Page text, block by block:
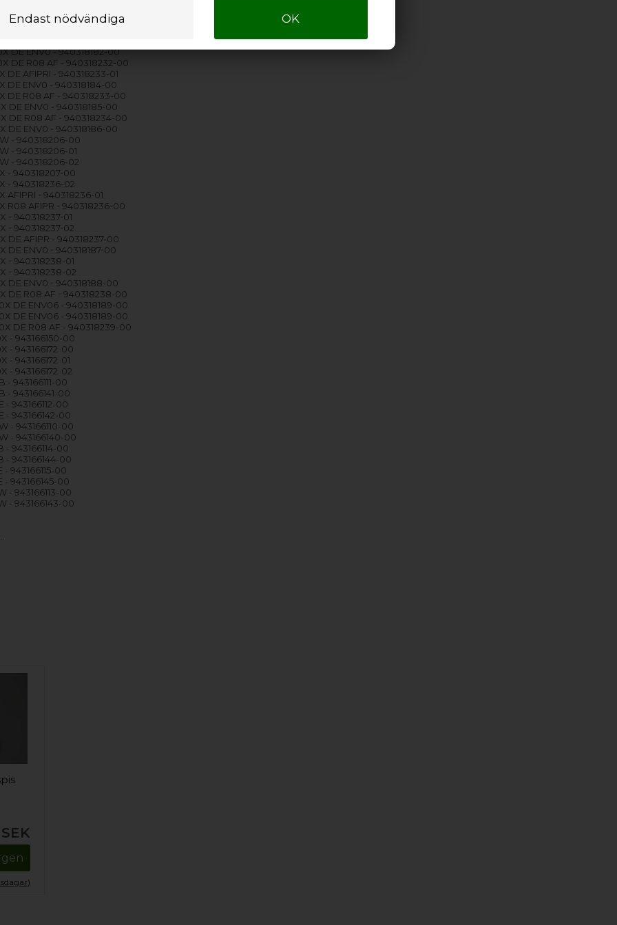
DE ENV0 - 940318181-00
DE ENV0 - 940318182-00
DE R08 AF - 940318232-00
DE AFIPRI - 940318233-01
DE ENV0 - 940318184-00
DE R08 AF - 940318233-00
DE ENV0 - 940318185-00
DE R08 AF - 940318234-00
DE ENV0 - 940318186-00
- 940318206-00
- 940318206-01
- 940318206-02
- 940318207-00
- 940318236-02
AFIPRI - 940318236-01
R08 AFIPR - 940318236-00
- 940318237-01
- 940318237-02
DE AFIPR - 940318237-00
DE ENV0 - 940318187-00
- 940318238-01
- 940318238-02
DE ENV0 - 940318188-00
DE R08 AF - 940318238-00
DE ENV06 - 940318189-00
DE ENV06 - 940318189-00
DE R08 AF - 940318239-00
- 943166150-00
- 943166172-00
- 943166172-01
- 943166172-02
- 943166111-00
- 943166141-00
- 943166112-00
- 943166142-00
- 943166110-00
- 943166140-00
- 943166114-00
- 943166144-00
- 943166115-00
- 943166145-00
- 943166113-00
- 943166143-00
SEK